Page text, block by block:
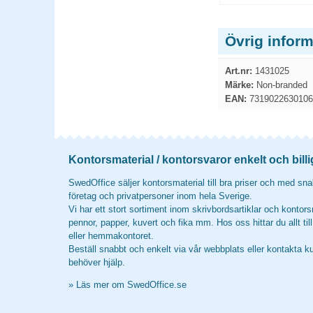
Övrig
Art.nr: 1431025
Märke: Non-branded
EAN: 7319022630106
Kontorsmaterial / kontorsvaror enkelt och
SwedOffice säljer kontorsmaterial till bra priser och med
företag och privatpersoner inom hela Sverige.
Vi har ett stort sortiment inom skrivbordsartiklar och
pennor, papper, kuvert och fika mm. Hos oss hittar du allt
eller hemmakontoret.
Beställ snabbt och enkelt via vår webbplats eller kontakta
behöver hjälp.
» Läs mer om SwedOffice.se